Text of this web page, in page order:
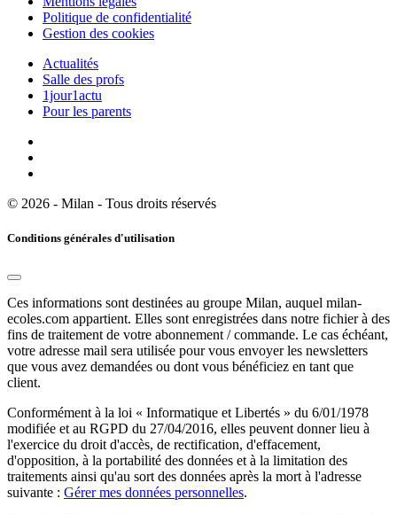
Politique de confidentialité
Gestion des cookies
Actualités
Salle des profs
1jour1actu
Pour les parents
© 2026 - Milan - Tous droits réservés
Conditions générales d'utilisation
Ces informations sont destinées au groupe Milan, auquel milan-
ecoles.com appartient. Elles sont enregistrées dans notre fichier à des
fins de traitement de votre abonnement / commande. Le cas échéant,
votre adresse mail sera utilisée pour vous envoyer les newsletters
que vous avez demandées ou dont vous bénéficiez en tant que
client.
Conformément à la loi « Informatique et Libertés » du 6/01/1978
modifiée et au RGPD du 27/04/2016, elles peuvent donner lieu à
l'exercice du droit d'accès, de rectification, d'effacement,
d'opposition, à la portabilité des données et à la limitation des
traitements ainsi qu'au sort des données après la mort à l'adresse
suivante : Gérer mes données personnelles.